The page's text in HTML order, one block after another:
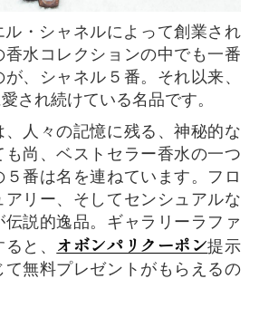
水コレクションの中でも一番
、シャネル５番。それ以来、
され続けている名品です。
尚、ベストセラー香水の一つ
５番は名を連ねています。フロ
リー、そしてセンシュアルな
説的逸品。ギャラリーラファ
と、 オボンパリクーポン提示
て無料プレゼントがもらえるの